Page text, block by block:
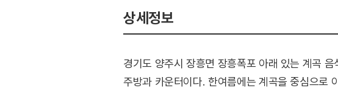
상세정보
경기도 양주시 장흥면 장흥폭포 아래 있는 계곡
주방과 카운터이다. 한여름에는 계곡을 중심으로